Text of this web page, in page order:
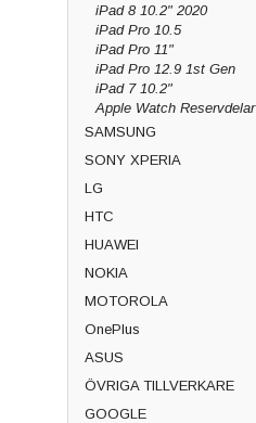
iPad 8 10.2" 2020
iPad Pro 10.5
iPad Pro 11"
iPad Pro 12.9 1st Gen
iPad 7 10.2"
Apple Watch Reservdelar
SAMSUNG
SONY XPERIA
LG
HTC
HUAWEI
NOKIA
MOTOROLA
OnePlus
ASUS
ÖVRIGA TILLVERKARE
GOOGLE